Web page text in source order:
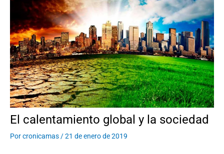
El calentamiento global y la sociedad
Porcronicamas /21 de enero de 2019